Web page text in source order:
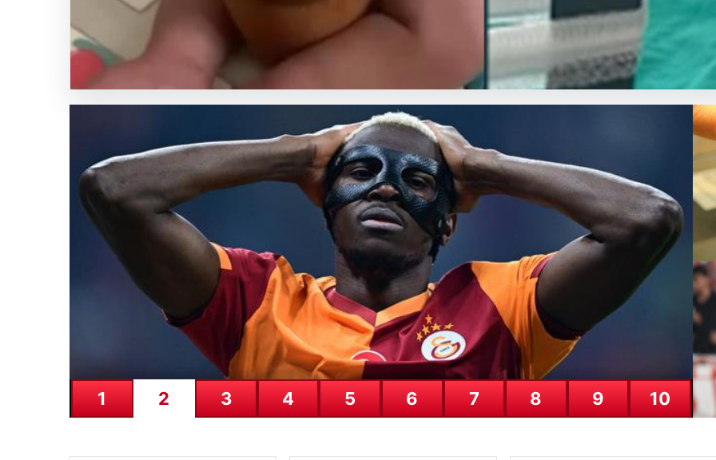
05.08.2026
Mersin’de Domates Konservesi Patlaması: 9 Aylık
Mücadelesi
Mersin’de yaşanan korkutucu bir olay, bir bebeğin hayatını derinden etkiledi. 19 Eylül 2023 tarihinde gerçekleşen
Dikbayır’dan
AKP’ye
Katılım
Açıklaması
1 2 3 4 5 6 7 8 9 10
2